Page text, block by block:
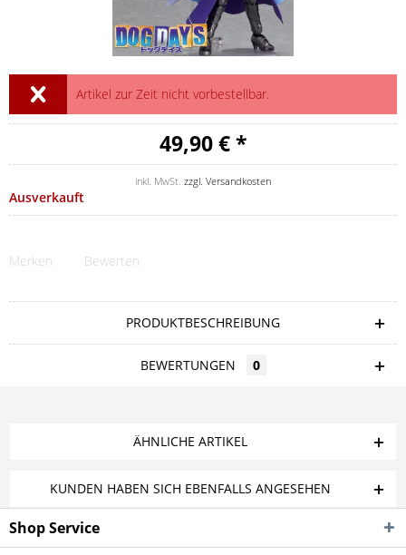
Artikel zur Zeit nicht vorbestellbar.
49,90 € *
inkl. MwSt. zzgl. Versandkosten
Ausverkauft
Merken Bewerten
PRODUKTBESCHREIBUNG
BEWERTUNGEN 0
ÄHNLICHE ARTIKEL
KUNDEN HABEN SICH EBENFALLS ANGESEHEN
Shop Service